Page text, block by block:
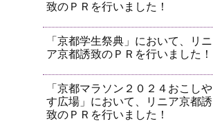
致のＰＲを行いました！
「京都学生祭典」において、リニ
ア京都誘致のＰＲを行いました！
「京都マラソン２０２４おこしや
す広場」において、リニア京都誘
致のＰＲを行いました！